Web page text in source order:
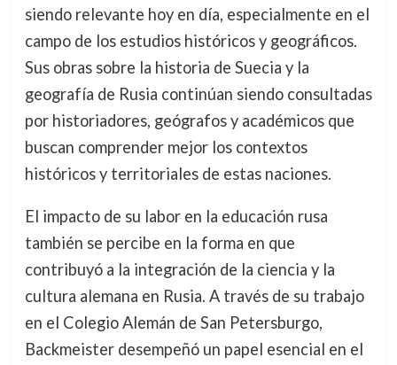
siendo relevante hoy en día, especialmente en el
campo de los estudios históricos y geográficos.
Sus obras sobre la historia de Suecia y la
geografía de Rusia continúan siendo consultadas
por historiadores, geógrafos y académicos que
buscan comprender mejor los contextos
históricos y territoriales de estas naciones.
El impacto de su labor en la educación rusa
también se percibe en la forma en que
contribuyó a la integración de la ciencia y la
cultura alemana en Rusia. A través de su trabajo
en el Colegio Alemán de San Petersburgo,
Backmeister desempeñó un papel esencial en el